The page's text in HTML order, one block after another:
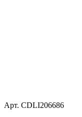
Арт. CDLI206686